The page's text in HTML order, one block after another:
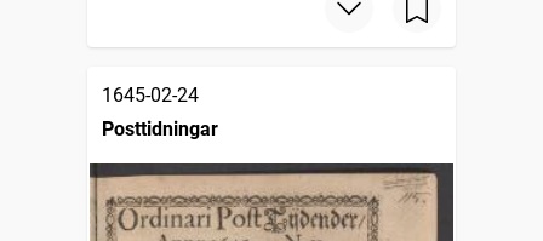
1645-02-24
Posttidningar